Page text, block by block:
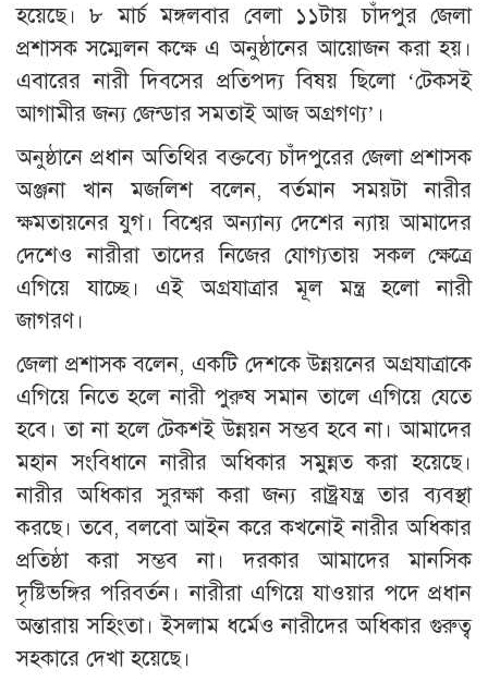
হয়েছে। ৮ মার্চ মঙ্গলবার বেলা ১১টায় চাঁদপুর জেলা
প্রশাসক সম্মেলন কক্ষে এ অনুষ্ঠানের আয়োজন করা হয়।
এবারের নারী দিবসের প্রতিপদ্য বিষয় ছিলো ‘টেকসই
আগামীর জন্য জেন্ডার সমতাই আজ অগ্রগণ্য’।
অনুষ্ঠানে প্রধান অতিথির বক্তব্যে চাঁদপুরের জেলা প্রশাসক
অঞ্জনা খান মজলিশ বলেন, বর্তমান সময়টা নারীর
ক্ষমতায়নের যুগ। বিশ্বের অন্যান্য দেশের ন্যায় আমাদের
দেশেও নারীরা তাদের নিজের যোগ্যতায় সকল ক্ষেত্রে
এগিয়ে যাচ্ছে। এই অগ্রযাত্রার মূল মন্ত্র হলো নারী
জাগরণ।
জেলা প্রশাসক বলেন, একটি দেশকে উন্নয়নের অগ্রযাত্রাকে
এগিয়ে নিতে হলে নারী পুরুষ সমান তালে এগিয়ে যেতে
হবে। তা না হলে টেকশই উন্নয়ন সম্ভব হবে না। আমাদের
মহান সংবিধানে নারীর অধিকার সমুন্নত করা হয়েছে।
নারীর অধিকার সুরক্ষা করা জন্য রাষ্ট্রযন্ত্র তার ব্যবস্থা
করছে। তবে, বলবো আইন করে কখনোই নারীর অধিকার
প্রতিষ্ঠা করা সম্ভব না। দরকার আমাদের মানসিক
দৃষ্টিভঙ্গির পরিবর্তন। নারীরা এগিয়ে যাওয়ার পদে প্রধান
অন্তারায় সহিংতা। ইসলাম ধর্মেও নারীদের অধিকার গুরুত্ব
সহকারে দেখা হয়েছে।